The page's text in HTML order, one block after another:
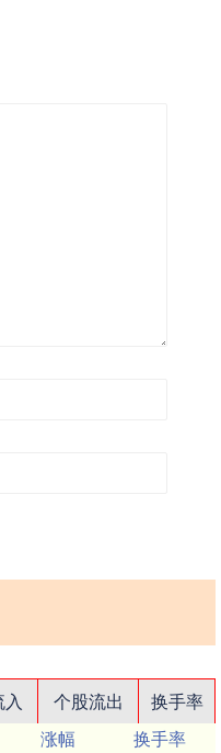
个股流出
换手率
涨幅
换手率